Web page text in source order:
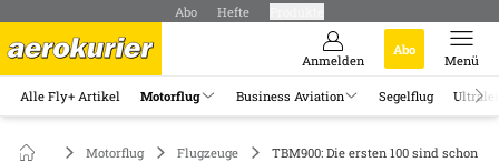
Abo Hefte
Anmelden
Abo
Menü
Alle Fly+ Artikel Motorflug Business Aviation Segelflug
Motorflug Flugzeuge TBM900: Die ersten 100 sind schon